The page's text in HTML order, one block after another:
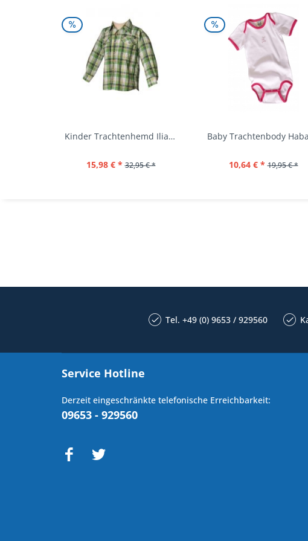
Kinder Trachtenhemd Ilias giftgrün langarm...
15,98 € * 32,95 € * 10,64 € * 19,95 € *
Tel. +49 (0) 9653 / 929560
Service Hotline
Derzeit eingeschränkte telefonische Erreichbarkeit:
09653 - 929560